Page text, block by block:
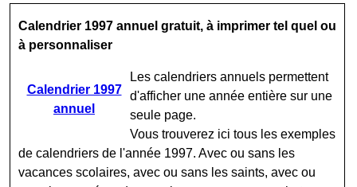
Calendrier 1997 annuel gratuit, à imprimer tel quel ou
à personnaliser
Calendrier 1997
annuel
Les calendriers annuels permettent
d'afficher une année entière sur une
seule page.
Vous trouverez ici tous les exemples
de calendriers de l'année 1997. Avec ou sans les
vacances scolaires, avec ou sans les saints, avec ou